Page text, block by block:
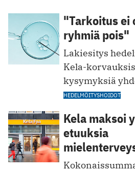
"Tarkoitus ei
ryhmiä pois"
Lakiesitys
Kela-
kysymyksiä
HEDELMÖITYSHOIDOT
Kela maksoi
etuuksia